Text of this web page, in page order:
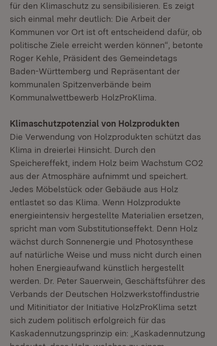
für den Klimaschutz zu sensibilisieren. Es zeigt
sich einmal mehr deutlich: Die Arbeit der
Kommunen vor Ort ist oft entscheidend dafür, ob
politische Ziele erreicht werden können“, betonte
Roger Kehle, Präsident des Gemeindetags
Baden-Württemberg und Repräsentant der
kommunalen Spitzenverbände beim
Kommunalwettbewerb HolzProKlima.
Klimaschutzpotenzial von Holzprodukten
Die Verwendung von Holzprodukten schützt das
Klima in dreierlei Hinsicht. Durch den
Speichereffekt, indem Holz beim Wachstum CO2
aus der Atmosphäre aufnimmt und speichert.
Jedes Möbelstück oder Gebäude aus Holz
entlastet so das Klima. Wenn Holzprodukte
energieintensiv hergestellte Materialien ersetzen,
spricht man vom Substitutionseffekt. Denn Holz
wächst durch Sonnenergie und Photosynthese
auf natürliche Weise und muss nicht durch einen
hohen Energieaufwand künstlich hergestellt
werden. Dr. Peter Sauerwein, Geschäftsführer des
Verbands der Deutschen Holzwerkstoffindustrie
und Mitinitiator der Initiative HolzProKlima setzt
sich zudem politisch erfolgreich für das
Kaskadennutzungsprinzip ein: „Kaskadennutzung